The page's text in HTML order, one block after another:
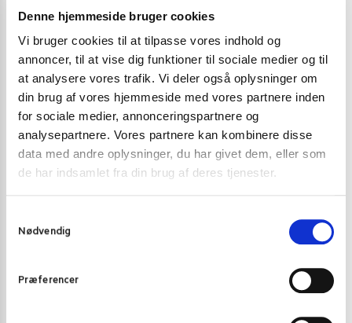
Denne hjemmeside bruger cookies
Vi bruger cookies til at tilpasse vores indhold og
annoncer, til at vise dig funktioner til sociale medier og til
at analysere vores trafik. Vi deler også oplysninger om
din brug af vores hjemmeside med vores partnere inden
for sociale medier, annonceringspartnere og
analysepartnere. Vores partnere kan kombinere disse
data med andre oplysninger, du har givet dem, eller som
de har indsamlet fra din brug af deres tjenester.
Nødvendig
Præferencer
Gode alternativer til dette produkt